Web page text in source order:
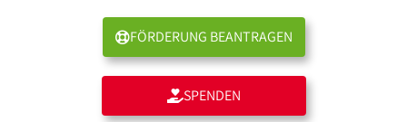
FÖRDERUNG BEANTRAGEN
SPENDEN